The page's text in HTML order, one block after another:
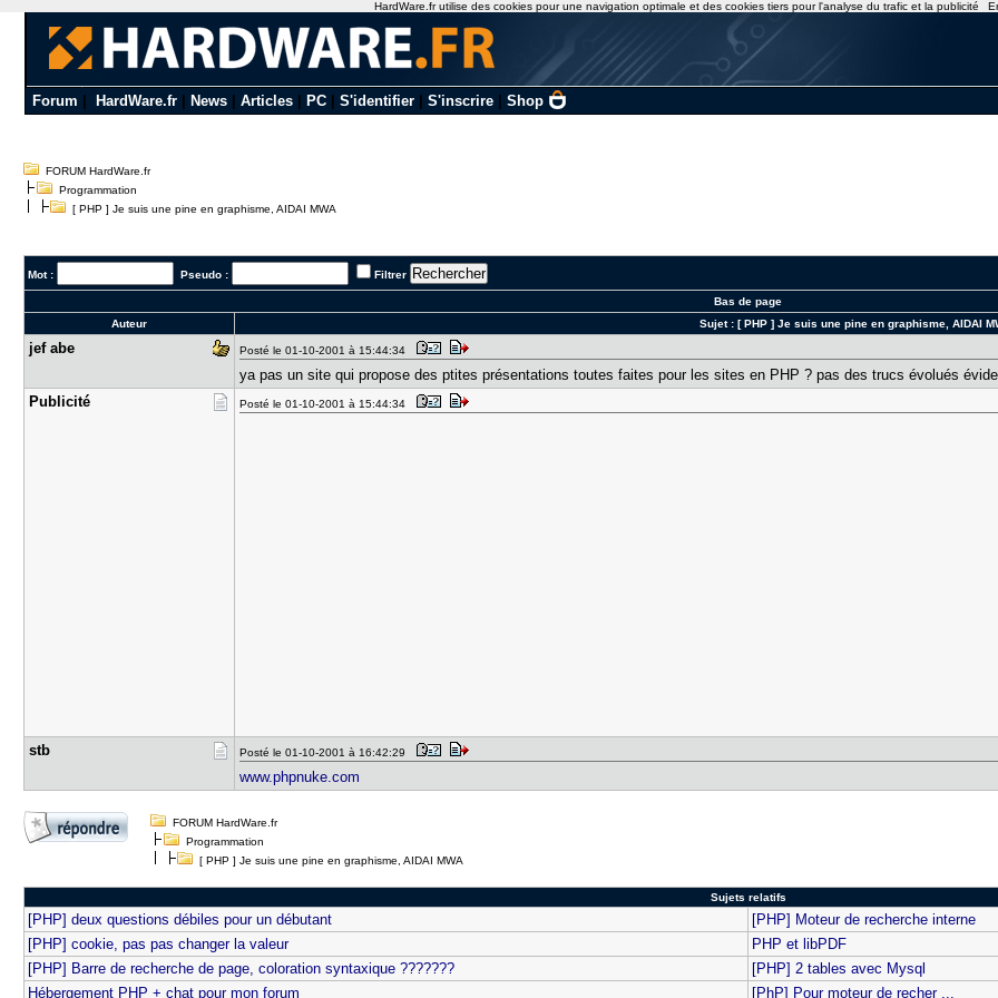
Forum HardWare.fr| News| Articles| PC| S'identifier| S'inscrire| Shop
FORUM HardWare.fr
Programmation
[ PHP ] Je suis une pine en graphisme, AIDAI MWA
Mot : Pseudo : Filtrer
Bas de page
Auteur
Sujet : [ PHP ] Je suis une pine en graphisme, AIDAI
jef abe Posté le 01-10-2001 à 15:44:34
ya pas un site qui propose des ptites présentations toutes faites pour les sites en PHP ? pas des trucs évolués
Publicité
Posté le 01-10-2001 à 15:44:34
stb Posté le 01-10-2001 à 16:42:29
www.phpnuke.com
FORUM HardWare.fr
Programmation
[ PHP ] Je suis une pine en graphisme, AIDAI MWA
Sujets relatifs
[PHP] deux questions débiles pour un débutant
[PHP] Moteur de recherche interne
[PHP] cookie, pas pas changer la valeur
PHP et libPDF
[PHP] Barre de recherche de page, coloration syntaxique ???????
[PHP] 2 tables avec Mysql
Hébergement PHP + chat pour mon forum
[PhP] Pour moteur de recher ...
HardWare.fr utilise des cookies pour une navigation optimale et des cookies tiers pour l'analyse du trafic et la publicité